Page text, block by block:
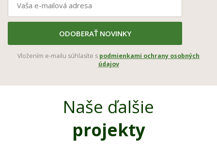
ODOBERAŤ NOVINKY
Vložením e-mailu súhlasíte s podmienkami ochrany osobných
údajov
Naše ďalšie
projekty